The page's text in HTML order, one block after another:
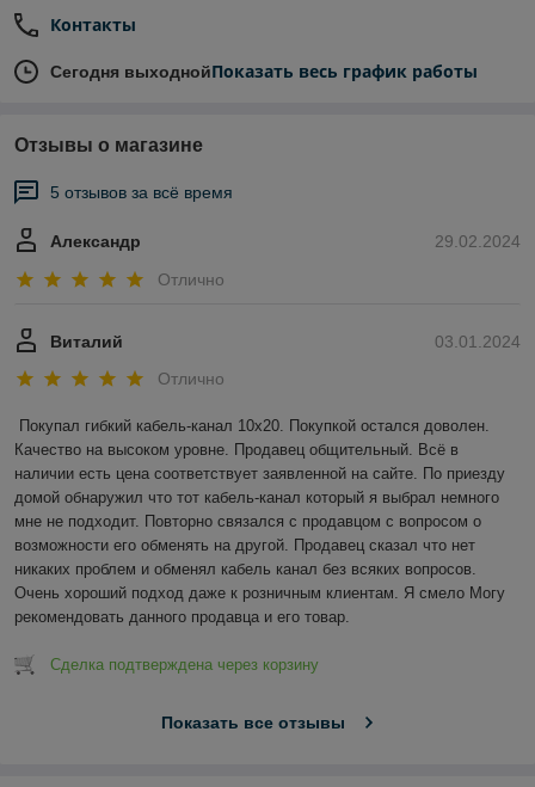
Контакты
Сегодня выходнойПоказать весь график работы
Отзывы о магазине
5 отзывов за всё время
29.02.2024
Александр
Отлично
03.01.2024
Виталий
Отлично
Покупал гибкий кабель-канал 10х20. Покупкой остался доволен.
Качество на высоком уровне. Продавец общительный. Всё в
наличии есть цена соответствует заявленной на сайте. По приезду
домой обнаружил что тот кабель-канал который я выбрал немного
мне не подходит. Повторно связался с продавцом с вопросом о
возможности его обменять на другой. Продавец сказал что нет
никаких проблем и обменял кабель канал без всяких вопросов.
Очень хороший подход даже к розничным клиентам. Я смело Могу
рекомендовать данного продавца и его товар.
Сделка подтверждена через корзину
Показать все отзывы